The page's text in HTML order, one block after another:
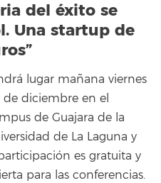
del éxito se
Una startup de
lugar mañana viernes
de diciembre en el
de Guajara de la
de La Laguna y
es gratuita y
para las conferencias.